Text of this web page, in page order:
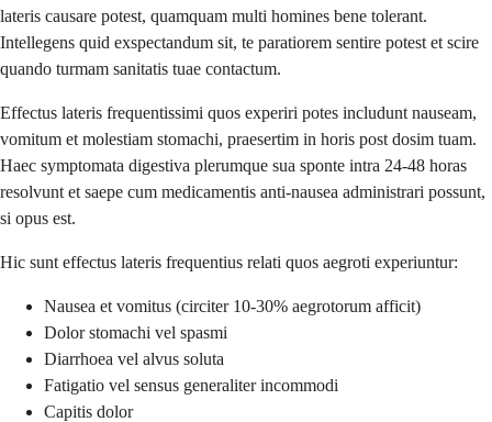
lateris causare potest, quamquam multi homines bene tolerant.
Intellegens quid exspectandum sit, te paratiorem sentire potest et scire
quando turmam sanitatis tuae contactum.
Effectus lateris frequentissimi quos experiri potes includunt nauseam,
vomitum et molestiam stomachi, praesertim in horis post dosim tuam.
Haec symptomata digestiva plerumque sua sponte intra 24-48 horas
resolvunt et saepe cum medicamentis anti-nausea administrari possunt,
si opus est.
Hic sunt effectus lateris frequentius relati quos aegroti experiuntur:
Nausea et vomitus (circiter 10-30% aegrotorum afficit)
Dolor stomachi vel spasmi
Diarrhoea vel alvus soluta
Fatigatio vel sensus generaliter incommodi
Capitis dolor